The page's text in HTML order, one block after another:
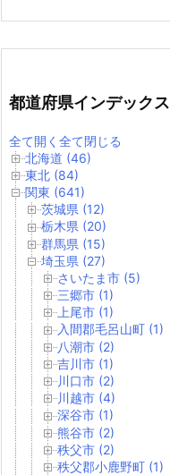
都道府県インデックス
全て開く 全て閉じる
北海道 (46)
東北 (84)
関東 (641)
茨城県 (12)
栃木県 (20)
群馬県 (15)
埼玉県 (27)
さいたま市 (5)
三郷市 (1)
上尾市 (1)
入間郡毛呂山町 (1)
八潮市 (2)
吉川市 (1)
川口市 (2)
川越市 (4)
深谷市 (1)
熊谷市 (2)
秩父市 (2)
秩父郡小鹿野町 (1)